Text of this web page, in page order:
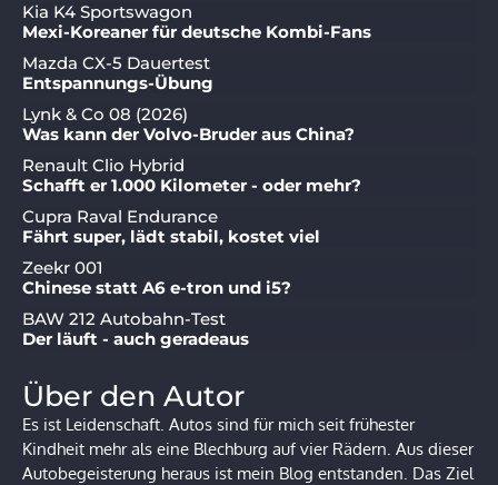
Kia K4 Sportswagon
Mexi-Koreaner für deutsche Kombi-Fans
Mazda CX-5 Dauertest
Entspannungs-Übung
Lynk & Co 08 (2026)
Was kann der Volvo-Bruder aus China?
Renault Clio Hybrid
Schafft er 1.000 Kilometer - oder mehr?
Cupra Raval Endurance
Fährt super, lädt stabil, kostet viel
Zeekr 001
Chinese statt A6 e-tron und i5?
BAW 212 Autobahn-Test
Der läuft - auch geradeaus
Über den Autor
Es ist Leidenschaft. Autos sind für mich seit frühester
Kindheit mehr als eine Blechburg auf vier Rädern. Aus dieser
Autobegeisterung heraus ist mein Blog entstanden. Das Ziel